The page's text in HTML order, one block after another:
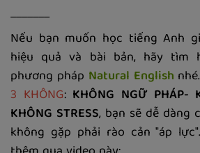
_______
Nếu bạn muốn học tiếng Anh
hiệu quả và bài bản, hãy tìm
phương pháp Natural English
3 KHÔNG: KHÔNG NGỮ PHÁP-
KHÔNG STRESS, bạn sẽ dễ dàng
không gặp phải rào cản "áp